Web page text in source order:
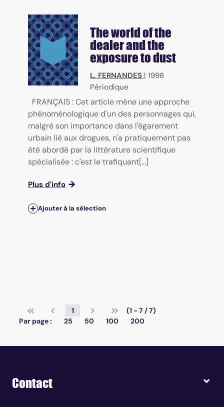
The world of the
dealer and the
exposure to dust
L. FERNANDES | 1998
Périodique
FRANÇAIS : Cet article mène une approche
phénoménologique d'un des personnages qui,
malgré son importance dans l'égarement
urbain lié aux drogues, n'a pratiquement pas
été abordé par la littérature scientifique
spécialisée : c'est le trafiquant[...]
Plus d'info
Ajouter à la sélection
1
(1 - 7 / 7)
Par page :
25 50 100 200
Contact